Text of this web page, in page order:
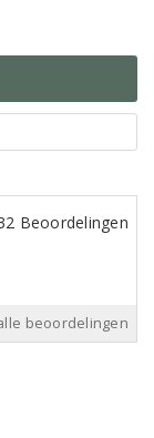
Beoordelingen
beoordelingen